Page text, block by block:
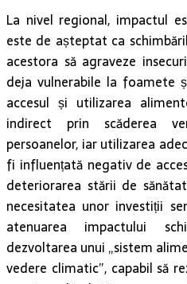
La nivel regional, impactul
este de așteptat ca
acestora să agraveze
deja vulnerabile la foamete
accesul și utilizarea
indirect prin scăderea
persoanelor, iar utilizarea
fi influențată negativ de
deteriorarea stării de
necesitatea unor investiții
atenuarea impactului
dezvoltarea unui „sistem
vedere climatic”, capabil să